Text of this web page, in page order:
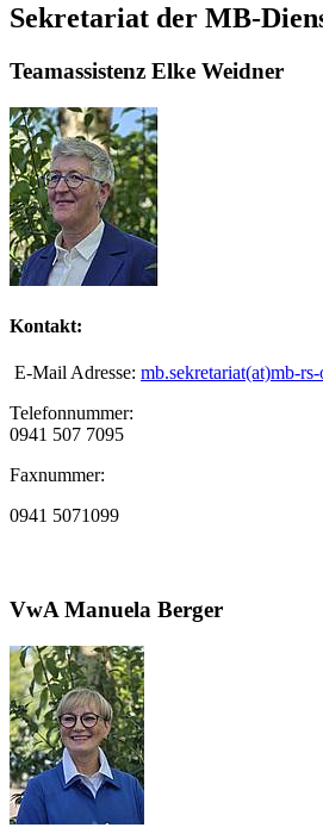
Sekretariat der MB-
Teamassistenz Elke Weidner
Kontakt:
E-Mail Adresse: mb.sekretariat(at)mb-
Telefonnummer:
0941 507 7095
Faxnummer:
0941 5071099
VwA Manuela Berger